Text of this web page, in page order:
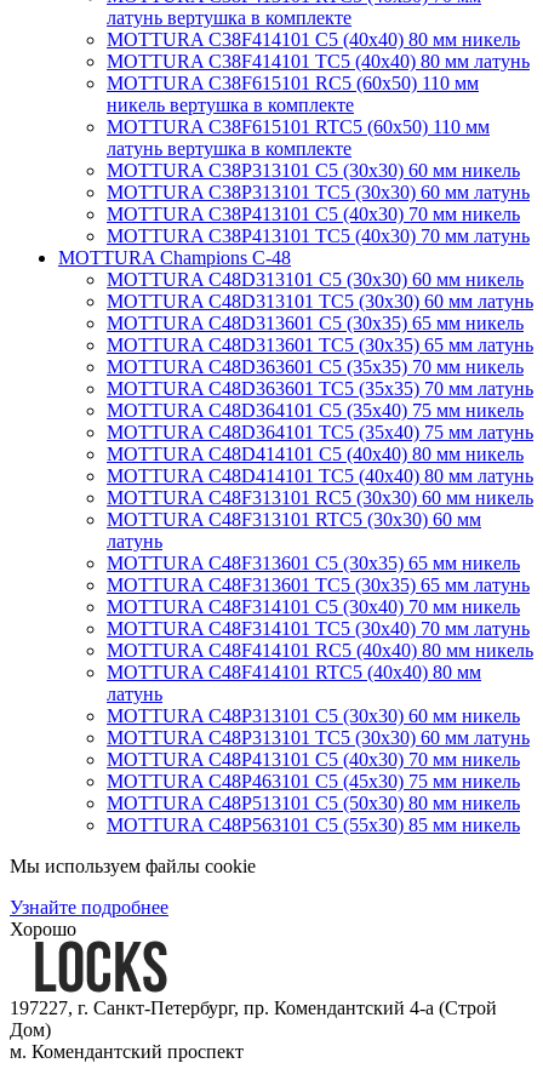
латунь вертушка в комплекте
MOTTURA C38F414101 C5 (40х40) 80 мм никель
MOTTURA C38F414101 TC5 (40х40) 80 мм латунь
MOTTURA C38F615101 RC5 (60х50) 110 мм
никель вертушка в комплекте
MOTTURA C38F615101 RTC5 (60х50) 110 мм
латунь вертушка в комплекте
MOTTURA C38P313101 C5 (30х30) 60 мм никель
MOTTURA C38P313101 TC5 (30х30) 60 мм латунь
MOTTURA C38P413101 C5 (40х30) 70 мм никель
MOTTURA C38P413101 TC5 (40х30) 70 мм латунь
MOTTURA Champions C-48
MOTTURA C48D313101 C5 (30х30) 60 мм никель
MOTTURA C48D313101 TC5 (30х30) 60 мм латунь
MOTTURA C48D313601 C5 (30х35) 65 мм никель
MOTTURA C48D313601 TC5 (30х35) 65 мм латунь
MOTTURA C48D363601 C5 (35х35) 70 мм никель
MOTTURA C48D363601 TC5 (35х35) 70 мм латунь
MOTTURA C48D364101 C5 (35х40) 75 мм никель
MOTTURA C48D364101 TC5 (35х40) 75 мм латунь
MOTTURA C48D414101 C5 (40х40) 80 мм никель
MOTTURA C48D414101 TC5 (40х40) 80 мм латунь
MOTTURA C48F313101 RC5 (30х30) 60 мм никель
MOTTURA C48F313101 RTC5 (30х30) 60 мм
латунь
MOTTURA C48F313601 C5 (30х35) 65 мм никель
MOTTURA C48F313601 TC5 (30х35) 65 мм латунь
MOTTURA C48F314101 C5 (30х40) 70 мм никель
MOTTURA C48F314101 TC5 (30х40) 70 мм латунь
MOTTURA C48F414101 RC5 (40х40) 80 мм никель
MOTTURA C48F414101 RTC5 (40х40) 80 мм
латунь
MOTTURA C48P313101 C5 (30х30) 60 мм никель
MOTTURA C48P313101 TC5 (30х30) 60 мм латунь
MOTTURA C48P413101 C5 (40х30) 70 мм никель
MOTTURA C48P463101 C5 (45х30) 75 мм никель
MOTTURA C48P513101 C5 (50х30) 80 мм никель
MOTTURA C48P563101 C5 (55х30) 85 мм никель
Мы используем файлы cookie
Узнайте подробнее
Хорошо
197227, г. Санкт-Петербург, пр. Комендантский 4-а (Строй
Дом)
м. Комендантский проспект